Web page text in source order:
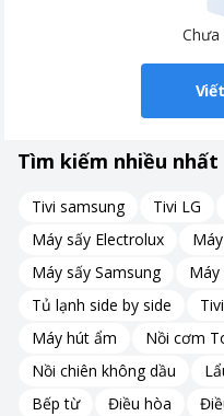
Tìm kiếm nhiều nhất
Tivi samsung Tivi LG
Máy sấy Electrolux
Máy sấy Samsung
Máy
Tủ lạnh side by side
Máy hút ẩm
Nồi cơm
Nồi chiên không dầu
Bếp từ
Điều hòa